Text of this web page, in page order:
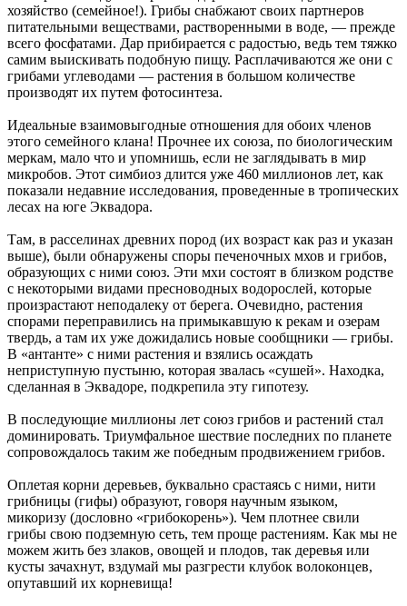
хозяйство (семейное!). Грибы снабжают своих партнеров
питательными веществами, растворенными в воде, — прежде
всего фосфатами. Дар прибирается с радостью, ведь тем тяжко
самим выискивать подобную пищу. Расплачиваются же они с
грибами углеводами — растения в большом количестве
производят их путем фотосинтеза.
Идеальные взаимовыгодные отношения для обоих членов
этого семейного клана! Прочнее их союза, по биологическим
меркам, мало что и упомнишь, если не заглядывать в мир
микробов. Этот симбиоз длится уже 460 миллионов лет, как
показали недавние исследования, проведенные в тропических
лесах на юге Эквадора.
Там, в расселинах древних пород (их возраст как раз и указан
выше), были обнаружены споры печеночных мхов и грибов,
образующих с ними союз. Эти мхи состоят в близком родстве
с некоторыми видами пресноводных водорослей, которые
произрастают неподалеку от берега. Очевидно, растения
спорами переправились на примыкавшую к рекам и озерам
твердь, а там их уже дожидались новые сообщники — грибы.
В «антанте» с ними растения и взялись осаждать
неприступную пустыню, которая звалась «сушей». Находка,
сделанная в Эквадоре, подкрепила эту гипотезу.
В последующие миллионы лет союз грибов и растений стал
доминировать. Триумфальное шествие последних по планете
сопровождалось таким же победным продвижением грибов.
Оплетая корни деревьев, буквально срастаясь с ними, нити
грибницы (гифы) образуют, говоря научным языком,
микоризу (дословно «грибокорень»). Чем плотнее свили
грибы свою подземную сеть, тем проще растениям. Как мы не
можем жить без злаков, овощей и плодов, так деревья или
кусты зачахнут, вздумай мы разгрести клубок волоконцев,
опутавший их корневища!